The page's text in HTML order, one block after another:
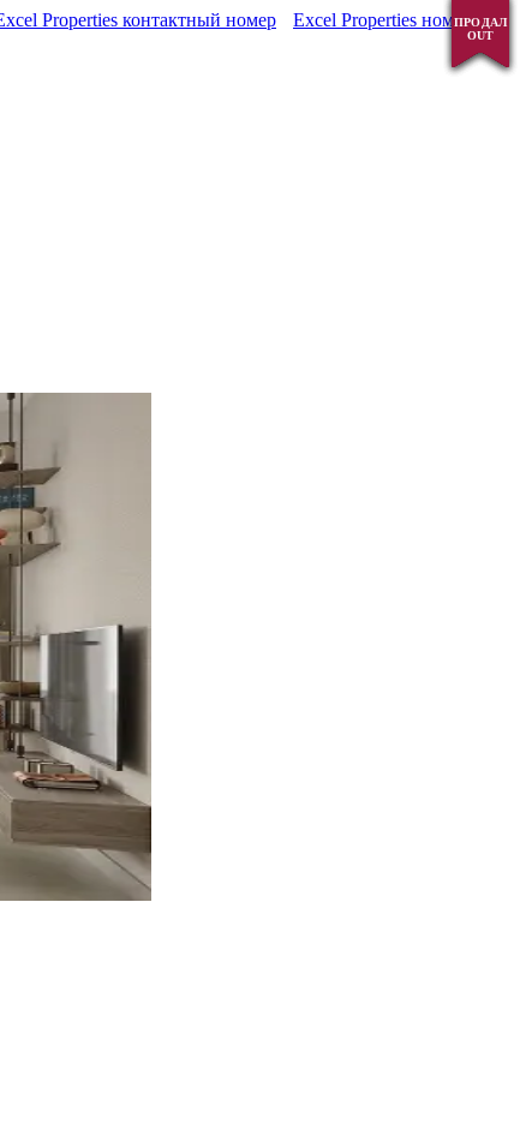
Properties контактный номер
Excel Properties номерПРОДАЛ
OUT
ПРОДАЛ
OUT
ПРОДАЛ
OUT
ПРОДАЛ
OUT
ПРОДАЛ
OUT